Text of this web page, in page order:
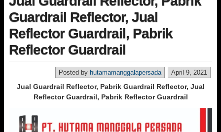
Guardrail Reflector, Jual
Reflector Guardrail, Pabrik
Reflector Guardrail
April 9, 2021
Posted by hutamamanggalapersada
Jual Guardrail Reflector, Pabrik Guardrail Reflector, Jual
Reflector Guardrail, Pabrik Reflector Guardrail